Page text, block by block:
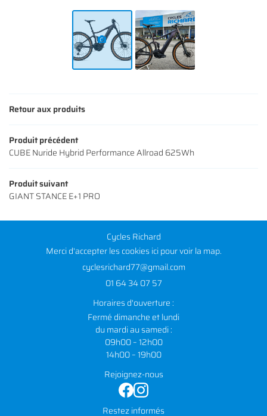
Retour aux produits
Produit précédent
CUBE Nuride Hybrid Performance Allroad 625Wh
Produit suivant
GIANT STANCE E+1 PRO
Cycles Richard
Merci d'accepter les cookiesicipour voir la map.
01 64 34 07 57
Horaires d'ouverture :
Fermé dimanche et lundi
du mardi au samedi :
09h00 – 12h00
14h00 – 19h00
Rejoignez-nous
Restez informés